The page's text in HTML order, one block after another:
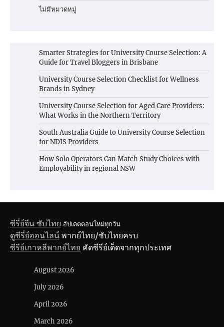
ไม่มีหมวดหมู่
Smarter Strategies for University Course Selection: A
Guide for Travel Bloggers in Brisbane
University Course Selection Checklist for Wellness
Brands in Sydney
University Course Selection for Aged Care Providers:
What Works in the Northern Territory
South Australia Guide to University Course Selection
for NDIS Providers
How Solo Operators Can Match Study Choices with
Employability in regional NSW
ซีรี่ย์จีน ซับไทย อัปเดตตอนใหม่ทุกวัน
ดูซีรี่ย์ออนไลน์ พากย์ไทย/ซับไทยครบ
ซีรีย์เกาหลีพากย์ไทย คัดซีรีย์เด็ดจากทุกประเทศ
August 2026
July 2026
April 2026
March 2026